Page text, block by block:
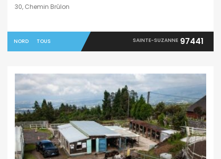
30, Chemin Brûlon
NORD TOUS SAINTE-SUZANNE 97441